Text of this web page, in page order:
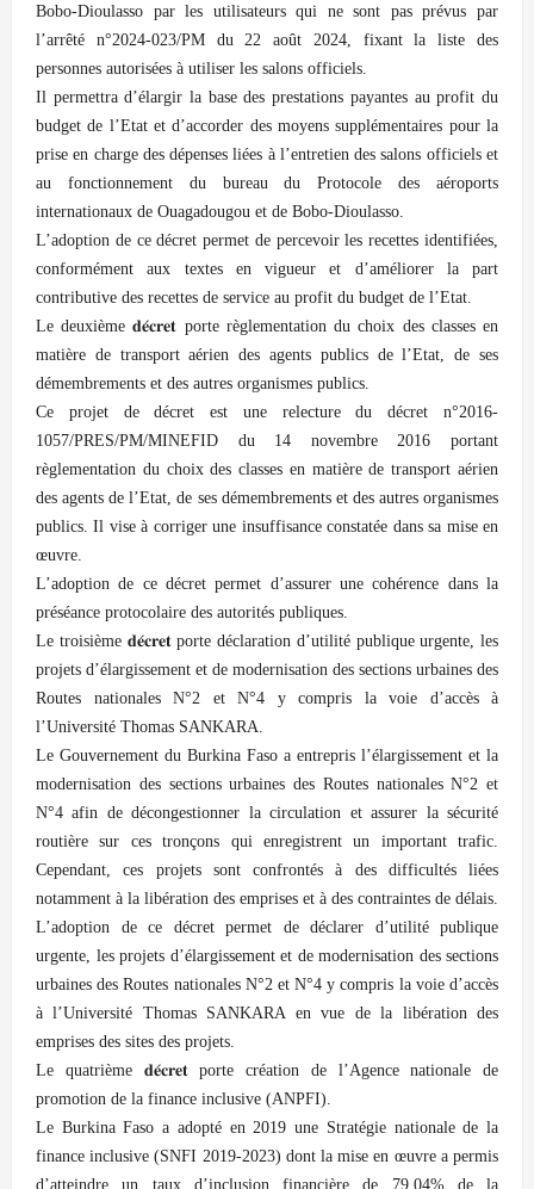
Bobo-Dioulasso par les utilisateurs qui ne sont pas prévus par
l’arrêté n°2024-023/PM du 22 août 2024, fixant la liste des
personnes autorisées à utiliser les salons officiels.
Il permettra d’élargir la base des prestations payantes au profit du
budget de l’Etat et d’accorder des moyens supplémentaires pour la
prise en charge des dépenses liées à l’entretien des salons officiels et
au fonctionnement du bureau du Protocole des aéroports
internationaux de Ouagadougou et de Bobo-Dioulasso.
L’adoption de ce décret permet de percevoir les recettes identifiées,
conformément aux textes en vigueur et d’améliorer la part
contributive des recettes de service au profit du budget de l’Etat.
Le deuxième 𝐝𝐞́𝐜𝐫𝐞𝐭 porte règlementation du choix des classes en
matière de transport aérien des agents publics de l’Etat, de ses
démembrements et des autres organismes publics.
Ce projet de décret est une relecture du décret n°2016-
1057/PRES/PM/MINEFID du 14 novembre 2016 portant
règlementation du choix des classes en matière de transport aérien
des agents de l’Etat, de ses démembrements et des autres organismes
publics. Il vise à corriger une insuffisance constatée dans sa mise en
œuvre.
L’adoption de ce décret permet d’assurer une cohérence dans la
préséance protocolaire des autorités publiques.
Le troisième 𝐝𝐞́𝐜𝐫𝐞𝐭 porte déclaration d’utilité publique urgente, les
projets d’élargissement et de modernisation des sections urbaines des
Routes nationales N°2 et N°4 y compris la voie d’accès à
l’Université Thomas SANKARA.
Le Gouvernement du Burkina Faso a entrepris l’élargissement et la
modernisation des sections urbaines des Routes nationales N°2 et
N°4 afin de décongestionner la circulation et assurer la sécurité
routière sur ces tronçons qui enregistrent un important trafic.
Cependant, ces projets sont confrontés à des difficultés liées
notamment à la libération des emprises et à des contraintes de délais.
L’adoption de ce décret permet de déclarer d’utilité publique
urgente, les projets d’élargissement et de modernisation des sections
urbaines des Routes nationales N°2 et N°4 y compris la voie d’accès
à l’Université Thomas SANKARA en vue de la libération des
emprises des sites des projets.
Le quatrième 𝐝𝐞́𝐜𝐫𝐞𝐭 porte création de l’Agence nationale de
promotion de la finance inclusive (ANPFI).
Le Burkina Faso a adopté en 2019 une Stratégie nationale de la
finance inclusive (SNFI 2019-2023) dont la mise en œuvre a permis
d’atteindre un taux d’inclusion financière de 79,04% de la